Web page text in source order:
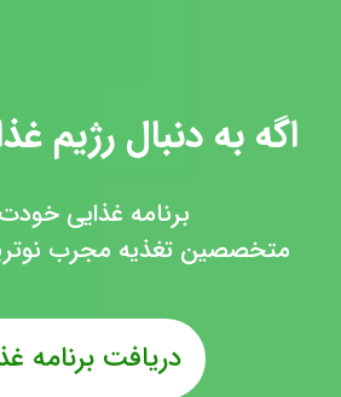
اگه به دنبال رژیم
برنامه غذایی
متخصصین تغذیه مجرب
دریافت برنامه